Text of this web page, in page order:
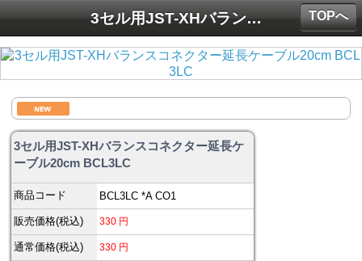
3セル用JST-XHバランスコネクター延長ケーブル20cm BCL3LC
3セル用JST-XHバランスコネクター延長ケ
ーブル20cm BCL3LC
商品コード BCL3LC *A CO1
販売価格(税込) 330 円
通常価格(税込) 330 円
TOPへ